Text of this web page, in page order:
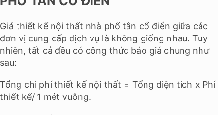
Giá thiết kế nội thất nhà phố tân cổ điển giữa các
đơn vị cung cấp dịch vụ là không giống nhau. Tuy
nhiên, tất cả đều có công thức báo giá chung như
sau:
Tổng chi phí thiết kế nội thất = Tổng diện tích x Phí
thiết kế/ 1 mét vuông.